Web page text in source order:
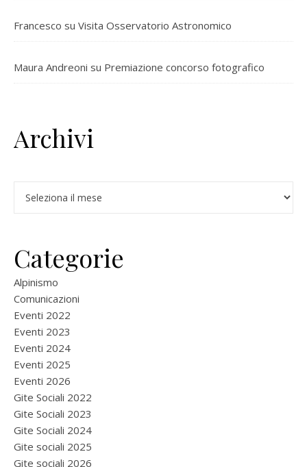
Francesco su Visita Osservatorio Astronomico
Maura Andreoni su Premiazione concorso fotografico
Archivi
Archivi
Categorie
Alpinismo
Comunicazioni
Eventi 2022
Eventi 2023
Eventi 2024
Eventi 2025
Eventi 2026
Gite Sociali 2022
Gite Sociali 2023
Gite Sociali 2024
Gite sociali 2025
Gite sociali 2026